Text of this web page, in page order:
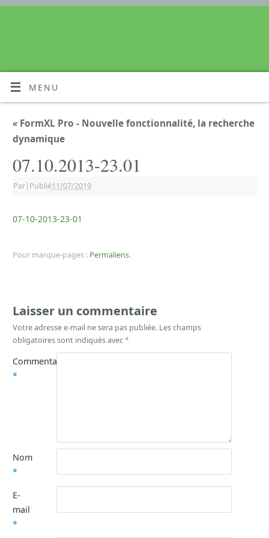
MENU
« FormXL Pro - Nouvelle fonctionnalité, la recherche
dynamique
07.10.2013-23.01
Par| Publié11/07/2019
07-10-2013-23-01
Pour marque-pages : Permaliens.
Laisser un commentaire
Votre adresse e-mail ne sera pas publiée. Les champs
obligatoires sont indiqués avec*
Commentaire
*
Nom
*
E-
mail
*